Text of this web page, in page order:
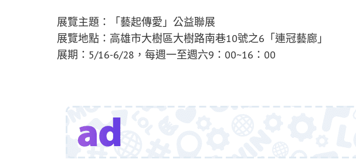
展覽主題：「藝起傳愛」公益聯展
展覽地點：高雄市大樹區大樹路南巷10號之6「連冠藝廊」
展期：5/16-6/28，每週一至週六9：00~16：00